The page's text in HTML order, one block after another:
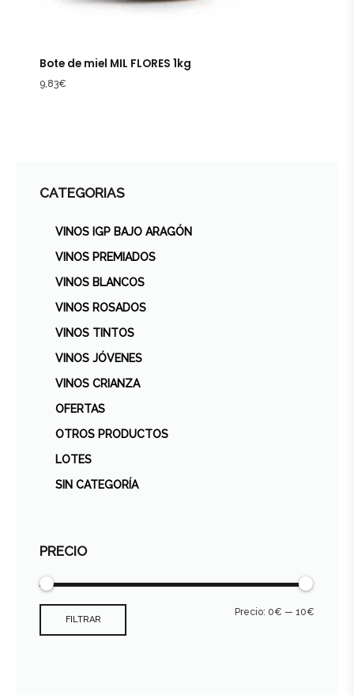
CATEGORIAS
VINOS IGP BAJO ARAGÓN
VINOS PREMIADOS
VINOS BLANCOS
VINOS ROSADOS
VINOS TINTOS
VINOS JÓVENES
VINOS CRIANZA
OFERTAS
OTROS PRODUCTOS
LOTES
SIN CATEGORÍA
PRECIO
FILTRAR
Precio: 0€ — 10€
Bote de miel MIL FLORES 1kg
9,83€